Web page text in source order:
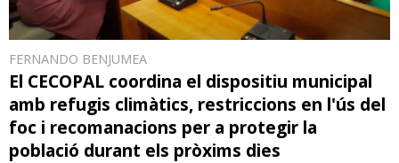
FERNANDO BENJUMEA
El CECOPAL coordina el dispositiu municipal
amb refugis climàtics, restriccions en l'ús del
foc i recomanacions per a protegir la
població durant els pròxims dies